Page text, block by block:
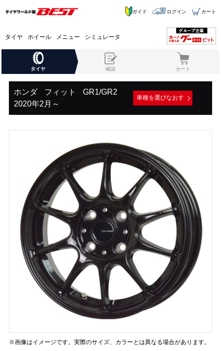
タイヤ ホイール メニュー シミュレータ
ガイド ログイン カート
タイヤ 確認 カート
ホンダ フィット
GR1/GR2
2020年2月～
車種を選びなおす
※画像はイメージです。実際のサイズ、カラーとは異なる場合があります。